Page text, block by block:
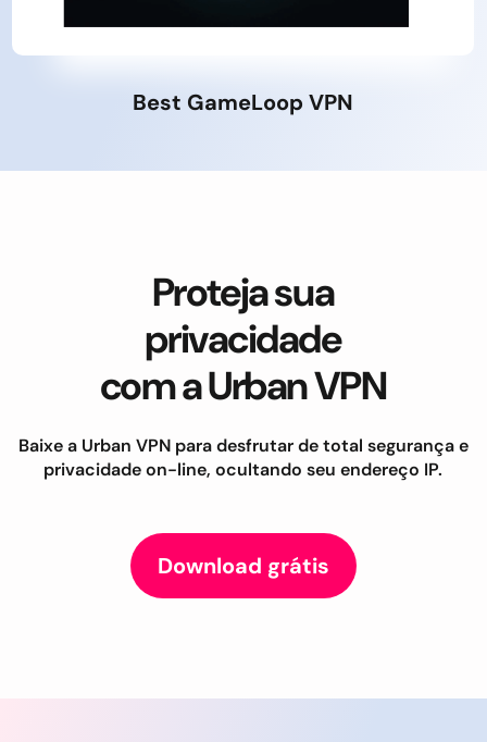
Best GameLoop VPN
Proteja sua
privacidade
com a Urban VPN
Baixe a Urban VPN para desfrutar de total segurança e
privacidade on-line, ocultando seu endereço IP.
Download grátis